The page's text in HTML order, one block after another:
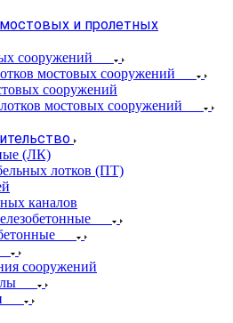
и пролетных
сооружений
мостовых сооружений
сооружений
мостовых сооружений
(ЛК)
лотков (ПТ)
каналов
сооружений